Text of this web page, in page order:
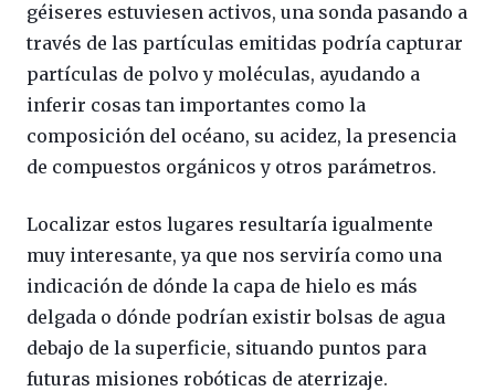
géiseres estuviesen activos, una sonda pasando a
través de las partículas emitidas podría capturar
partículas de polvo y moléculas, ayudando a
inferir cosas tan importantes como la
composición del océano, su acidez, la presencia
de compuestos orgánicos y otros parámetros.
Localizar estos lugares resultaría igualmente
muy interesante, ya que nos serviría como una
indicación de dónde la capa de hielo es más
delgada o dónde podrían existir bolsas de agua
debajo de la superficie, situando puntos para
futuras misiones robóticas de aterrizaje.